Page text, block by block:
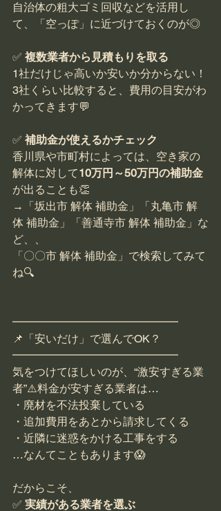
自治体の粗大ゴミ回収などを活用し
て、「空っぽ」に近づけておくのが◎
✅ 複数業者から見積もりを取る
1社だけじゃ高いか安いか分からない！
3社くらい比較すると、費用の目安がわ
かってきます💬
✅ 補助金が使えるかチェック
香川県や市町村によっては、空き家の
解体に対して10万円～50万円の補助金
が出ることも👏
→「坂出市 解体 補助金」「丸亀市 解
体 補助金」「善通寺市 解体 補助金」な
ど、、
「〇〇市 解体 補助金」で検索してみて
ね🔍
━━━━━━━━━━━━━━━
📌「安いだけ」で選んでOK？
━━━━━━━━━━━━━━━
気をつけてほしいのが、“激安すぎる業
者”⚠️料金が安すぎる業者は…
・廃材を不法投棄している
・追加費用をあとから請求してくる
・近隣に迷惑をかける工事をする
…なんてこともあります😱
だからこそ、
✅ 実績がある業者を選ぶ